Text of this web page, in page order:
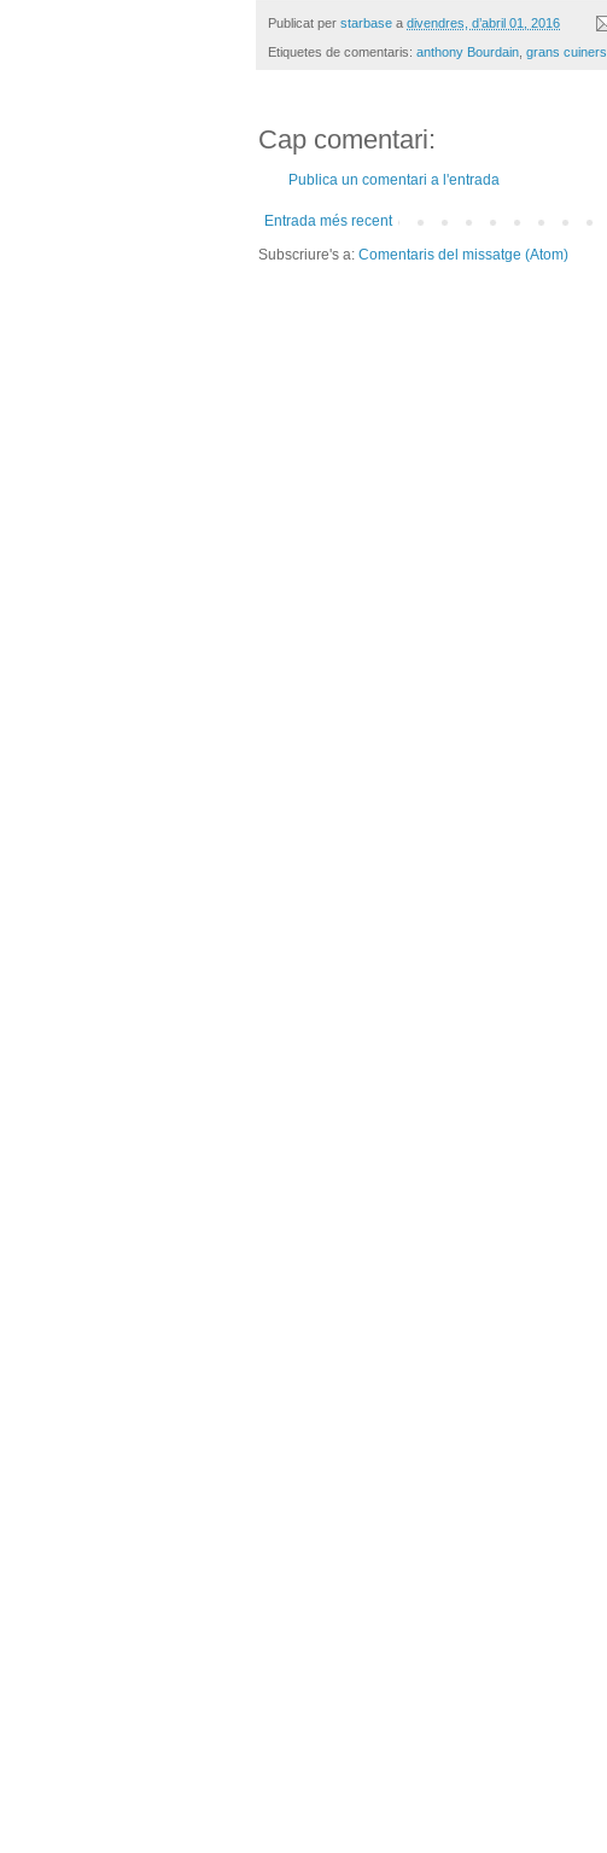
Publicat per starbase a divendres, d’abril 01, 2016
Etiquetes de comentaris: anthony Bourdain grans cuiners
Cap comentari:
Publica un comentari a l'entrada
Entrada més recent
Subscriure's a: Comentaris del missatge (Atom)